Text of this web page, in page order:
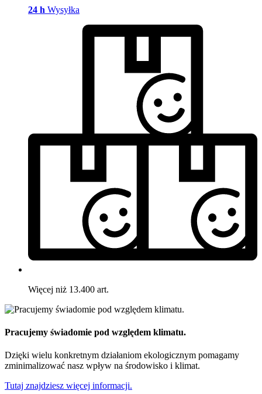
24 h Wysyłka
Więcej niż 13.400 art.
Pracujemy świadomie pod względem klimatu.
Dzięki wielu konkretnym działaniom ekologicznym pomagamy
zminimalizować nasz wpływ na środowisko i klimat.
Tutaj znajdziesz więcej informacji.